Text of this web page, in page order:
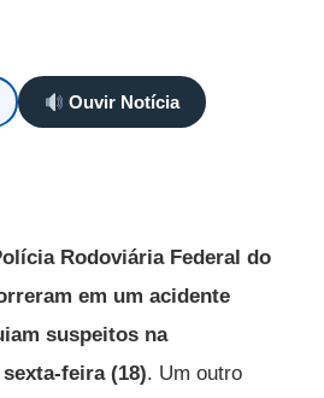
Ouvir Notícia
Rodoviária Federal do
em um acidente
suspeitos na
feira (18). Um outro